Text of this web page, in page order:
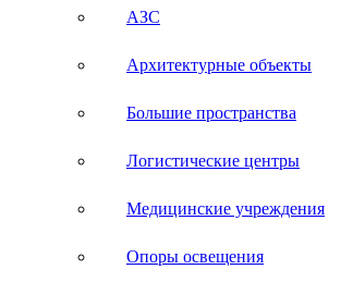
АЗС
Архитектурные объекты
Большие пространства
Логистические центры
Медицинские учреждения
Опоры освещения